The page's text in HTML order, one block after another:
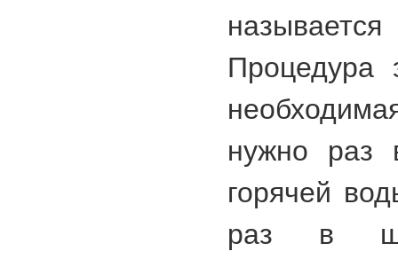
Процедура
нужно раз
горячей
раз в